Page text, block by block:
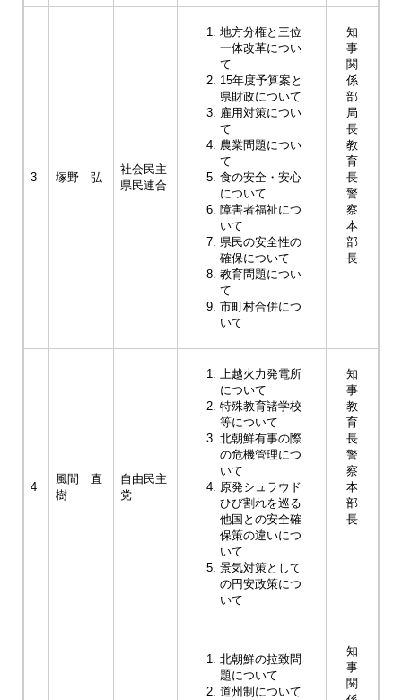
3 塚野 弘
社会民主
県民連合
地方分権と三位
一体改革につい
て
15年度予算案と
県財政について
雇用対策につい
て
農業問題につい
て
食の安全・安心
について
障害者福祉につ
いて
県民の安全性の
確保について
教育問題につい
て
市町村合併につ
いて
知
事
関
係
部
局
長
教
育
長
警
察
本
部
長
4
風間 直
樹
自由民主
党
上越火力発電所
について
特殊教育諸学校
等について
北朝鮮有事の際
の危機管理につ
いて
原発シュラウド
ひび割れを巡る
他国との安全確
保策の違いにつ
いて
景気対策として
の円安政策につ
いて
知
事
教
育
長
警
察
本
部
長
北朝鮮の拉致問
題について
道州制について
知
事
関